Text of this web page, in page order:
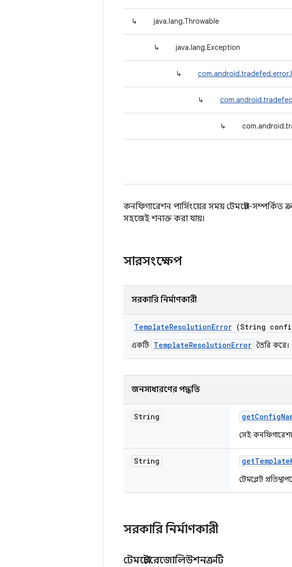
↳ java.lang.Throwable
↳ java.lang.Exception
↳
↳
↳
কনফিগারেশন পার্সিংয়ের সময় টেমপ্লেট-সম্পর্কিত
সহজেই শনাক্ত করা যায়।
সারসংক্ষেপ
সরকারি নির্মাণকারী
TemplateResolutionError (String
একটি TemplateResolutionError তৈরি করে।
জনসাধারণের পদ্ধতি
String getConfig
সেই
String getTemplate
টেমপ্লেট
সরকারি নির্মাণকারী
টেমপ্লেটরেজোলিউশনত্রুটি